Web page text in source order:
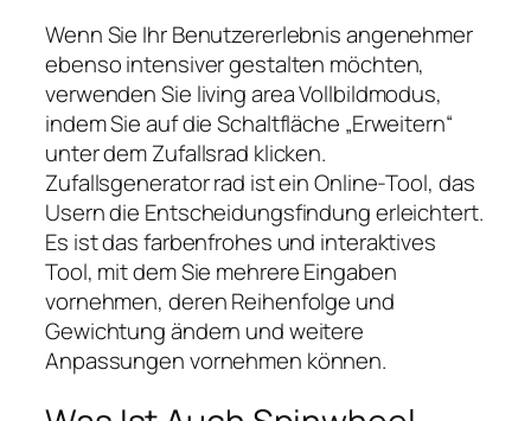
Wenn Sie Ihr Benutzererlebnis angenehmer
ebenso intensiver gestalten möchten,
verwenden Sie living area Vollbildmodus,
indem Sie auf die Schaltfläche „Erweitern“
unter dem Zufallsrad klicken.
Zufallsgenerator rad ist ein Online-Tool, das
Usern die Entscheidungsfindung erleichtert.
Es ist das farbenfrohes und interaktives
Tool, mit dem Sie mehrere Eingaben
vornehmen, deren Reihenfolge und
Gewichtung ändern und weitere
Anpassungen vornehmen können.